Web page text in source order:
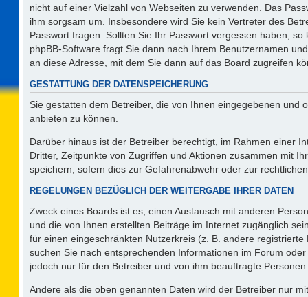
nicht auf einer Vielzahl von Webseiten zu verwenden. Das
ihm sorgsam um. Insbesondere wird Sie kein Vertreter des
Passwort fragen. Sollten Sie Ihr Passwort vergessen haben,
phpBB-Software fragt Sie dann nach Ihrem Benutzernamen
an diese Adresse, mit dem Sie dann auf das Board zugreifen
GESTATTUNG DER DATENSPEICHERUNG
Sie gestatten dem Betreiber, die von Ihnen eingegebenen
anbieten zu können.
Darüber hinaus ist der Betreiber berechtigt, im Rahmen einer
Dritter, Zeitpunkte von Zugriffen und Aktionen zusammen mit
speichern, sofern dies zur Gefahrenabwehr oder zur
REGELUNGEN BEZÜGLICH DER WEITERGABE IHRER DATEN
Zweck eines Boards ist es, einen Austausch mit anderen
und die von Ihnen erstellten Beiträge im Internet zugänglich
für einen eingeschränkten Nutzerkreis (z. B. andere
suchen Sie nach entsprechenden Informationen im Forum
jedoch nur für den Betreiber und von ihm beauftragte
Andere als die oben genannten Daten wird der Betreiber nur